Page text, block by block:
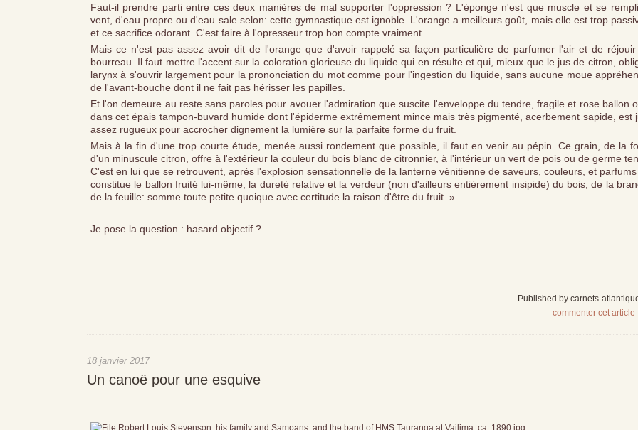
Faut-il prendre parti entre ces deux manières de mal supporter l'oppression ? L'éponge n'est que muscle et se
vent, d'eau propre ou d'eau sale selon: cette gymnastique est ignoble. L'orange a meilleurs goût, mais elle est trop
et ce sacrifice odorant. C'est faire à l'opresseur trop bon compte vraiment.
Mais ce n'est pas assez avoir dit de l'orange que d'avoir rappelé sa façon particulière de parfumer l'air et de réjouir
bourreau. Il faut mettre l'accent sur la coloration glorieuse du liquide qui en résulte et qui, mieux que le jus de citron,
larynx à s'ouvrir largement pour la prononciation du mot comme pour l'ingestion du liquide, sans aucune moue
de l'avant-bouche dont il ne fait pas hérisser les papilles.
Et l'on demeure au reste sans paroles pour avouer l'admiration que suscite l'enveloppe du tendre, fragile et rose ballon
dans cet épais tampon-buvard humide dont l'épiderme extrêmement mince mais très pigmenté, acerbement sapide, est
assez rugueux pour accrocher dignement la lumière sur la parfaite forme du fruit.
Mais à la fin d'une trop courte étude, menée aussi rondement que possible, il faut en venir au pépin. Ce grain, de la
d'un minuscule citron, offre à l'extérieur la couleur du bois blanc de citronnier, à l'intérieur un vert de pois ou de germe
C'est en lui que se retrouvent, après l'explosion sensationnelle de la lanterne vénitienne de saveurs, couleurs, et
constitue le ballon fruité lui-même, la dureté relative et la verdeur (non d'ailleurs entièrement insipide) du bois, de la
de la feuille: somme toute petite quoique avec certitude la raison d'être du fruit. »
Je pose la question : hasard objectif ?
Published by carnets-
commenter cet article
18 janvier 2017
Un canoë pour une esquive